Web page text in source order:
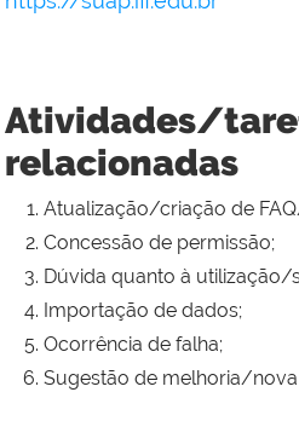
Atividades/
relacionadas
Atualização/criação de
Concessão de permissão;
Dúvida quanto à utilização/
Importação de dados;
Ocorrência de falha;
Sugestão de melhoria/